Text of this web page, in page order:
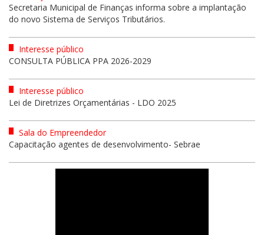
Secretaria Municipal de Finanças informa sobre a implantação
do novo Sistema de Serviços Tributários.
Interesse público
CONSULTA PÚBLICA PPA 2026-2029
Interesse público
Lei de Diretrizes Orçamentárias - LDO 2025
Sala do Empreendedor
Capacitação agentes de desenvolvimento- Sebrae